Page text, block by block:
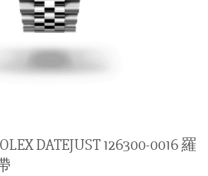
DATEJUST 126300-0016 羅